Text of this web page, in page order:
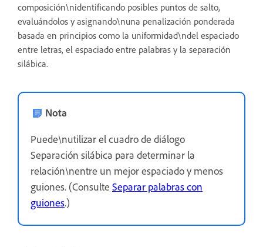
composición\nidentificando posibles puntos de salto,
evaluándolos y asignando\nuna penalización ponderada
basada en principios como la uniformidad\ndel espaciado
entre letras, el espaciado entre palabras y la separación
silábica.
Nota
Puede\nutilizar el cuadro de diálogo
Separación silábica para determinar la
relación\nentre un mejor espaciado y menos
guiones. (Consulte Separar palabras con
guiones.)